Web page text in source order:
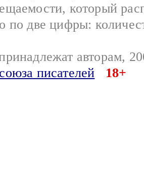
который
по две цифры:
авторам,
писателей
18+